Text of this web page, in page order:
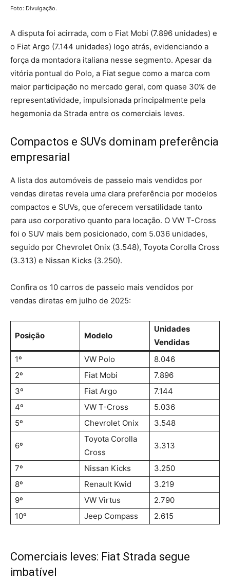
Foto: Divulgação.
A disputa foi acirrada, com o Fiat Mobi (7.896 unidades) e
o Fiat Argo (7.144 unidades) logo atrás, evidenciando a
força da montadora italiana nesse segmento. Apesar da
vitória pontual do Polo, a Fiat segue como a marca com
maior participação no mercado geral, com quase 30% de
representatividade, impulsionada principalmente pela
hegemonia da Strada entre os comerciais leves.
Compactos e SUVs dominam preferência
empresarial
A lista dos automóveis de passeio mais vendidos por
vendas diretas revela uma clara preferência por modelos
compactos e SUVs, que oferecem versatilidade tanto
para uso corporativo quanto para locação. O VW T-Cross
foi o SUV mais bem posicionado, com 5.036 unidades,
seguido por Chevrolet Onix (3.548), Toyota Corolla Cross
(3.313) e Nissan Kicks (3.250).
Confira os 10 carros de passeio mais vendidos por
vendas diretas em julho de 2025:
Posição Modelo
Unidades
Vendidas
1º
VW Polo
8.046
2º
Fiat Mobi
7.896
3º
Fiat Argo
7.144
4º
VW T-Cross
5.036
5º
Chevrolet Onix 3.548
6º
Toyota Corolla
Cross
3.313
7º Nissan Kicks
3.250
8º
Renault Kwid
3.219
9º
VW Virtus
2.790
10º
Jeep Compass 2.615
Comerciais leves: Fiat Strada segue
imbatível